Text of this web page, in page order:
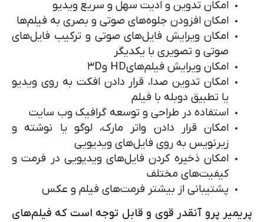
امکان تدوین و ادیت سهل و سریع ویدیو
امکان افزودن جلوه‌های صوتی و بصری به فیلم‌ها
امکان ویرایش فایل‌های صوتی و ترکیب فایل‌های
صوتی و تصویری با یکدیگر
امکان ویرایش فیلم‌هایHD و3D
امکان تدوین صدا، قرار دادن افکت به روی ویدیو
یا تطبیق دوبله با فیلم
استفاده در طراحی و توسعه گرافیک وب سایت
امکان قرار دادن واتر مارک، لوگو یا نوشته و
زیرنویس به روی فایل‌های ویدیویی
امکان ذخیره کردن فایل‌های ویدیویی در فرمت و
کیفیت‌های مختلف
پشتیبانی از بیشتر فرمت‌های فیلم و عکس
پریمیر پرو آنقدر قوی و قابل توجه است که فیلم‌های